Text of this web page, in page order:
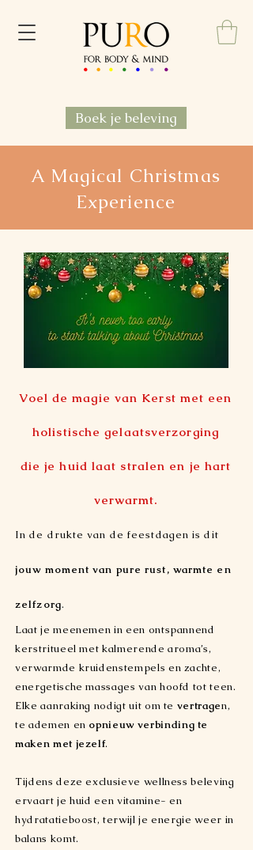
Boek je beleving
A Magical Christmas
Experience
Voel de magie van Kerst met een
holistische gelaatsverzorging
die je huid laat stralen en je hart
verwarmt.
In de drukte van de feestdagen is dit
jouw moment van pure rust, warmte en
zelfzorg.
Laat je meenemen in een ontspannend
kerstritueel met kalmerende aroma’s,
verwarmde kruidenstempels en zachte,
energetische massages van hoofd tot teen.
Elke aanraking nodigt uit om te vertragen,
te ademen en opnieuw verbinding te
maken met jezelf.
Tijdens deze exclusieve wellness beleving
ervaart je huid een vitamine- en
hydratatieboost, terwijl je energie weer in
balans komt.